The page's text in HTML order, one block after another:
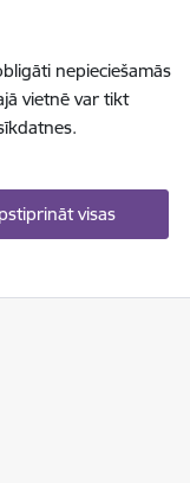
nepieciešamās
vietnē var tikt
visas